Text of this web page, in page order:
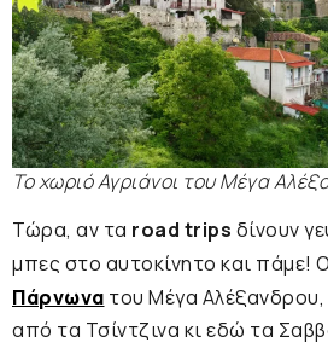
Το χωριό Αγριάνοι του Μέγα
Τώρα, αν τα road trips δίνουν
μπες στο αυτοκίνητο και πάμε!
Πάρνωνα του Μέγα Αλέξανδρου,
από τα Τσίντζινα κι εδώ τα